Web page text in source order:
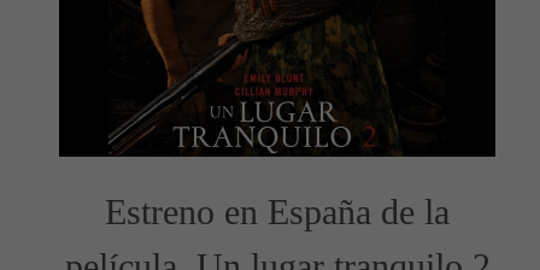
Estreno en España de la